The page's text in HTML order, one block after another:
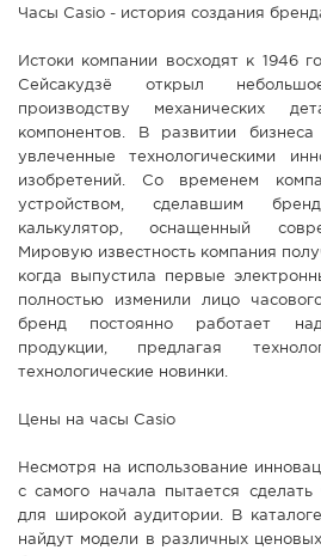
ФОТО
Часы Casio - история создания
Истоки компании восходят к 1946
Сейсакудзё открыл
производству механических
компонентов. В развитии
увлеченные технологическими
изобретений. Со временем
устройством, сделавшим
калькулятор, оснащенный
Мировую известность компания
когда выпустила первые
полностью изменили лицо
бренд постоянно работает
продукции, предлагая
технологические новинки.
Цены на часы Casio
Несмотря на использование
с самого начала пытается
для широкой аудитории. В
найдут модели в различных